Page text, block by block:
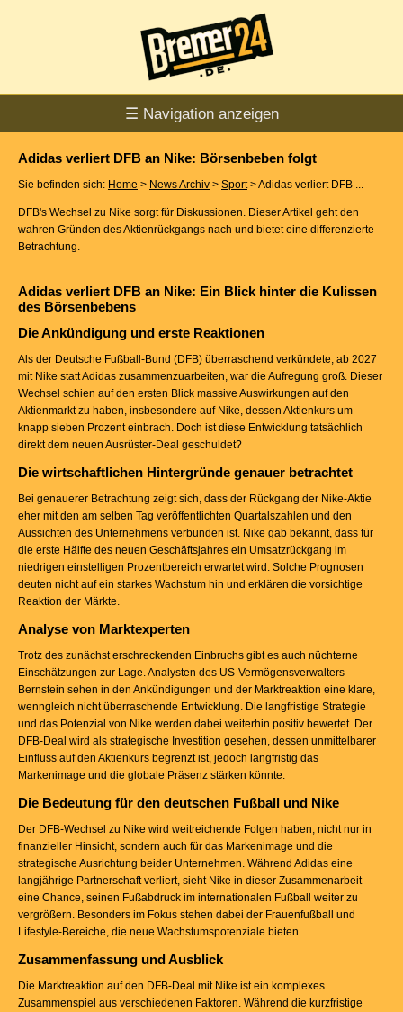
☰ Navigation anzeigen
Adidas verliert DFB an Nike: Börsenbeben folgt
Sie befinden sich: Home > News Archiv > Sport> Adidas verliert DFB ...
DFB's Wechsel zu Nike sorgt für Diskussionen. Dieser Artikel geht den
wahren Gründen des Aktienrückgangs nach und bietet eine differenzierte
Betrachtung.
Adidas verliert DFB an Nike: Ein Blick hinter die Kulissen
des Börsenbebens
Die Ankündigung und erste Reaktionen
Als der Deutsche Fußball-Bund (DFB) überraschend verkündete, ab 2027
mit Nike statt Adidas zusammenzuarbeiten, war die Aufregung groß. Dieser
Wechsel schien auf den ersten Blick massive Auswirkungen auf den
Aktienmarkt zu haben, insbesondere auf Nike, dessen Aktienkurs um
knapp sieben Prozent einbrach. Doch ist diese Entwicklung tatsächlich
direkt dem neuen Ausrüster-Deal geschuldet?
Die wirtschaftlichen Hintergründe genauer betrachtet
Bei genauerer Betrachtung zeigt sich, dass der Rückgang der Nike-Aktie
eher mit den am selben Tag veröffentlichten Quartalszahlen und den
Aussichten des Unternehmens verbunden ist. Nike gab bekannt, dass für
die erste Hälfte des neuen Geschäftsjahres ein Umsatzrückgang im
niedrigen einstelligen Prozentbereich erwartet wird. Solche Prognosen
deuten nicht auf ein starkes Wachstum hin und erklären die vorsichtige
Reaktion der Märkte.
Analyse von Marktexperten
Trotz des zunächst erschreckenden Einbruchs gibt es auch nüchterne
Einschätzungen zur Lage. Analysten des US-Vermögensverwalters
Bernstein sehen in den Ankündigungen und der Marktreaktion eine klare,
wenngleich nicht überraschende Entwicklung. Die langfristige Strategie
und das Potenzial von Nike werden dabei weiterhin positiv bewertet. Der
DFB-Deal wird als strategische Investition gesehen, dessen unmittelbarer
Einfluss auf den Aktienkurs begrenzt ist, jedoch langfristig das
Markenimage und die globale Präsenz stärken könnte.
Die Bedeutung für den deutschen Fußball und Nike
Der DFB-Wechsel zu Nike wird weitreichende Folgen haben, nicht nur in
finanzieller Hinsicht, sondern auch für das Markenimage und die
strategische Ausrichtung beider Unternehmen. Während Adidas eine
langjährige Partnerschaft verliert, sieht Nike in dieser Zusammenarbeit
eine Chance, seinen Fußabdruck im internationalen Fußball weiter zu
vergrößern. Besonders im Fokus stehen dabei der Frauenfußball und
Lifestyle-Bereiche, die neue Wachstumspotenziale bieten.
Zusammenfassung und Ausblick
Die Marktreaktion auf den DFB-Deal mit Nike ist ein komplexes
Zusammenspiel aus verschiedenen Faktoren. Während die kurzfristige